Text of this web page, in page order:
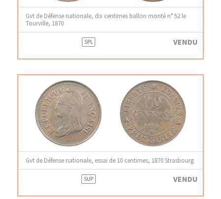
Gvt de Défense nationale, dix centimes ballon monté n° 52 le
Tourville, 1870
SPL VENDU
Gvt de Défense nationale, essai de 10 centimes, 1870 Strasbourg
SUP VENDU